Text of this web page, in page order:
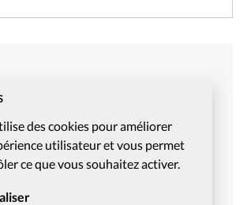
des cookies pour améliorer
utilisateur et vous permet
ce que vous souhaitez activer.